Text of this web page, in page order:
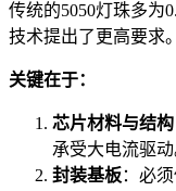
传统的5050灯珠多为
技术提出了更高要求。
关键在于：
芯片材料与结构
承受大电流驱动
封装基板：必